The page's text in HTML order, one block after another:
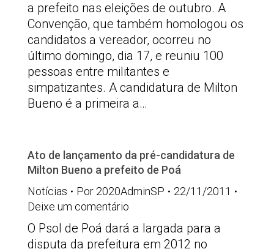
a prefeito nas eleições de outubro. A
Convenção, que também homologou os
candidatos a vereador, ocorreu no
último domingo, dia 17, e reuniu 100
pessoas entre militantes e
simpatizantes. A candidatura de Milton
Bueno é a primeira a…
Ato de lançamento da pré-candidatura de
Milton Bueno a prefeito de Poá
Notícias
Por 2020AdminSP
22/11/2011
Deixe um comentário
O Psol de Poá dará a largada para a
disputa da prefeitura em 2012 no